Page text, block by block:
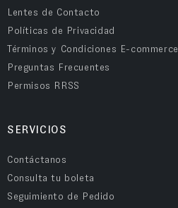
Lentes de Contacto
Políticas de Privacidad
Términos y Condiciones E-commerce
Preguntas Frecuentes
Permisos RRSS
SERVICIOS
Contáctanos
Consulta tu boleta
Seguimiento de Pedido